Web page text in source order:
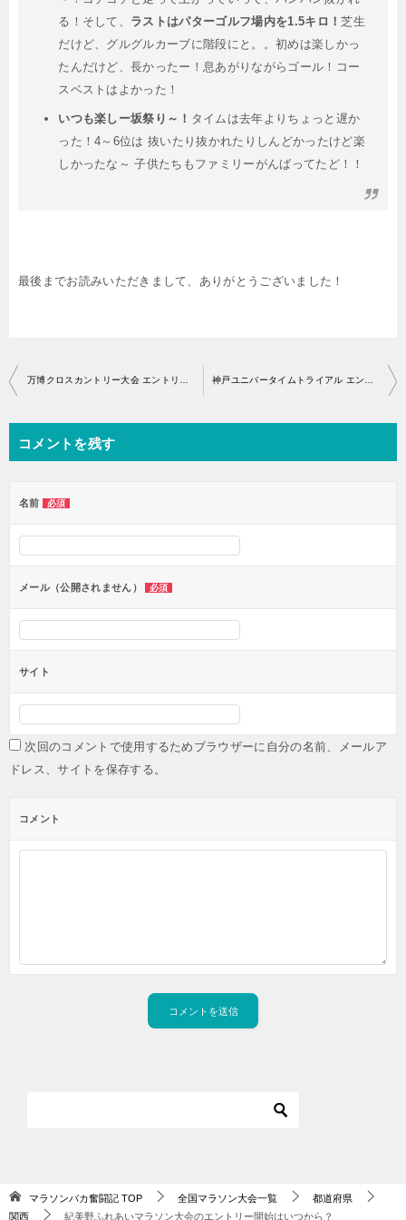
る！そして、 ラストはパターゴルフ場内を1.5キロ！芝生
だけど、グルグルカーブに階段にと。。初めは楽しかっ
たんだけど、長かったー！息あがりながらゴール！コー
スベストはよかった！
いつも楽しー坂祭り～！ タイムは去年よりちょっと遅か
った！4～6位は 抜いたり抜かれたりしんどかったけど楽
しかったな～ 子供たちもファミリーがんばってたど！！
最後までお読みいただきまして、ありがとうございました！
投
稿
ナ
ビ
シ
ョ
ン
コメントを残す
名前 必須
メール（公開されません） 必須
サイト
次回のコメントで使用するためブラウザーに自分の名前、メールア
ドレス、サイトを保存する。
コメント
マラソンバカ奮闘記 TOP 全国マラソン大会一覧
都道府県
関西
紀美野ふれあいマラソン大会のエントリー開始はいつから？